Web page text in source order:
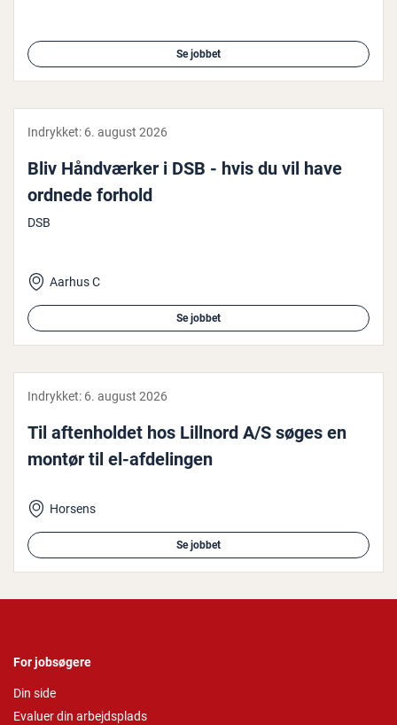
Se jobbet
Indrykket: 6. august 2026
Bliv Hånd­vær­ker i DSB - hvis du vil have
ordnede forhold
DSB
Aarhus C
Se jobbet
Indrykket: 6. august 2026
Til af­ten­hol­det hos Lillnord A/S søges en
montør til el-af­de­lin­gen
Horsens
Se jobbet
For jobsøgere
Din side
Evaluer din arbejdsplads